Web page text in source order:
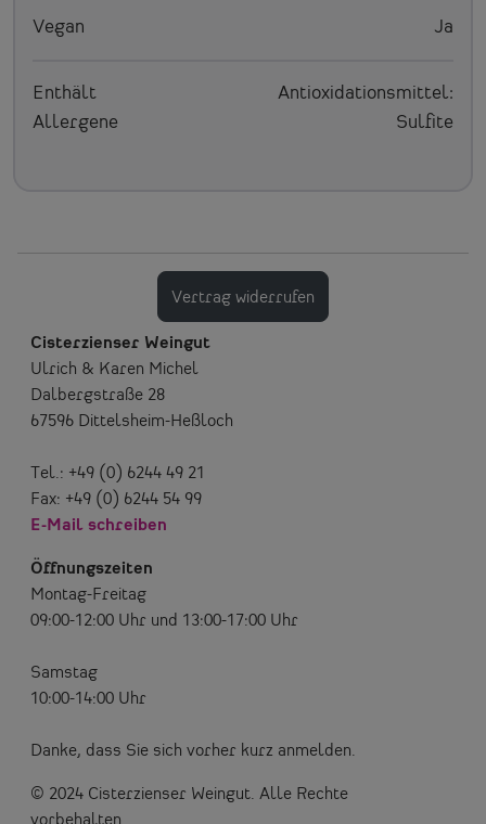
Vegan Ja
Enthält
Allergene
Antioxidationsmittel:
Sulfite
Vertrag widerrufen
Cisterzienser Weingut
Ulrich & Karen Michel
Dalbergstraße 28
67596 Dittelsheim-Heßloch
Tel.: +49 (0) 6244 49 21
Fax: +49 (0) 6244 54 99
E-Mail schreiben
Öffnungszeiten
Montag-Freitag
09:00-12:00 Uhr und 13:00-17:00 Uhr
Samstag
10:00-14:00 Uhr
Danke, dass Sie sich vorher kurz anmelden.
© 2024 Cisterzienser Weingut. Alle Rechte